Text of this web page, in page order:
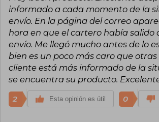
Considerado el “rey del
influido de manera
popular y sigue
imprescindible para
ficción. Actualmente vive
continúa escribiendo y
activamente en la vida
estadounidense.
informado a cada momento de la
envío. En la página del correo
hora en que el cartero había salido
envío. Me llegó mucho antes de lo
bien es un poco más caro que otras
cliente está más informado de la
se encuentra su producto.
2 Esta opinión es útil 0